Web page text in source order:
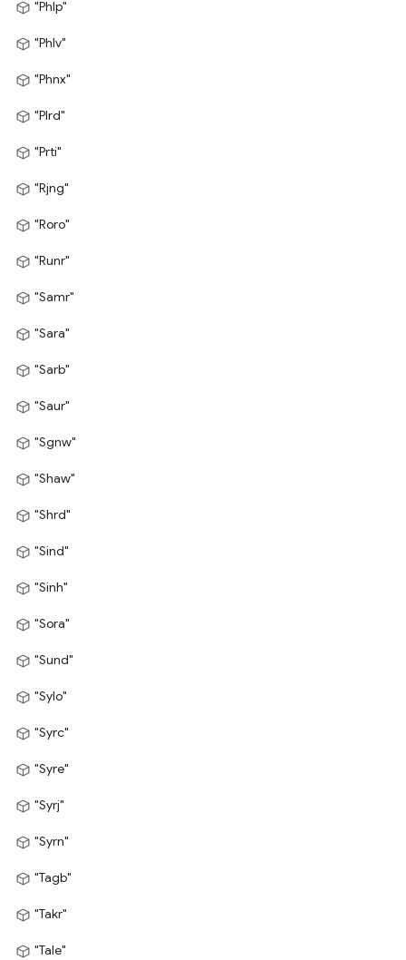
"Phlp"
"Phlv"
"Phnx"
"Plrd"
"Prti"
"Rjng"
"Roro"
"Runr"
"Samr"
"Sara"
"Sarb"
"Saur"
"Sgnw"
"Shaw"
"Shrd"
"Sind"
"Sinh"
"Sora"
"Sund"
"Sylo"
"Syrc"
"Syre"
"Syrj"
"Syrn"
"Tagb"
"Takr"
"Tale"